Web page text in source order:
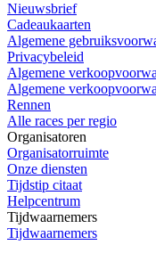
Nieuwsbrief
Cadeaukaarten
Algemene
Privacybeleid
Algemene
Algemene
Rennen
Alle races per regio
Organisatoren
Organisatorruimte
Onze diensten
Tijdstip citaat
Helpcentrum
Tijdwaarnemers
Tijdwaarnemers